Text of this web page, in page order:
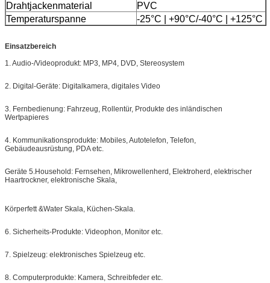
Drahtjackenmaterial
PVC
Temperaturspanne
-25°C | +90°C/-40°C | +125°C
Einsatzbereich
1. Audio-/Videoprodukt: MP3, MP4, DVD, Stereosystem
2. Digital-Geräte: Digitalkamera, digitales Video
3. Fernbedienung: Fahrzeug, Rollentür, Produkte des inländischen
Wertpapieres
4. Kommunikationsprodukte: Mobiles, Autotelefon, Telefon,
Gebäudeausrüstung, PDA etc.
Geräte 5.Household: Fernsehen, Mikrowellenherd, Elektroherd, elektrischer
Haartrockner, elektronische Skala,
Körperfett &Water Skala, Küchen-Skala.
6. Sicherheits-Produkte: Videophon, Monitor etc.
7. Spielzeug: elektronisches Spielzeug etc.
8. Computerprodukte: Kamera, Schreibfeder etc.